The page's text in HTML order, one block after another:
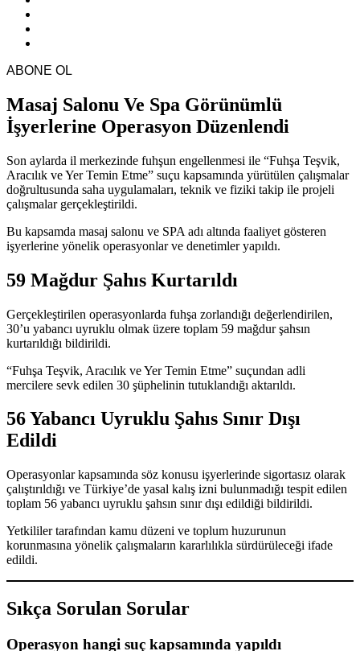
ABONE OL
Masaj Salonu Ve Spa Görünümlü
İşyerlerine Operasyon Düzenlendi
Son aylarda il merkezinde fuhşun engellenmesi ile “Fuhşa Teşvik,
Aracılık ve Yer Temin Etme” suçu kapsamında yürütülen çalışmalar
doğrultusunda saha uygulamaları, teknik ve fiziki takip ile projeli
çalışmalar gerçekleştirildi.
Bu kapsamda masaj salonu ve SPA adı altında faaliyet gösteren
işyerlerine yönelik operasyonlar ve denetimler yapıldı.
59 Mağdur Şahıs Kurtarıldı
Gerçekleştirilen operasyonlarda fuhşa zorlandığı değerlendirilen,
30’u yabancı uyruklu olmak üzere toplam 59 mağdur şahsın
kurtarıldığı bildirildi.
“Fuhşa Teşvik, Aracılık ve Yer Temin Etme” suçundan adli
mercilere sevk edilen 30 şüphelinin tutuklandığı aktarıldı.
56 Yabancı Uyruklu Şahıs Sınır Dışı
Edildi
Operasyonlar kapsamında söz konusu işyerlerinde sigortasız olarak
çalıştırıldığı ve Türkiye’de yasal kalış izni bulunmadığı tespit edilen
toplam 56 yabancı uyruklu şahsın sınır dışı edildiği bildirildi.
Yetkililer tarafından kamu düzeni ve toplum huzurunun
korunmasına yönelik çalışmaların kararlılıkla sürdürüleceği ifade
edildi.
Sıkça Sorulan Sorular
Operasyon hangi suç kapsamında yapıldı